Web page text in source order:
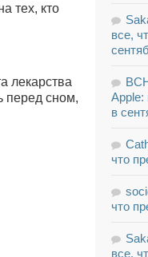
тех, кто
лекарства
перед сном,
все,
Apple:
в
что
что
все,